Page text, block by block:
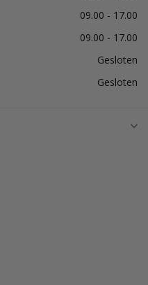
09.00 - 17.00
09.00 - 17.00
Gesloten
Gesloten